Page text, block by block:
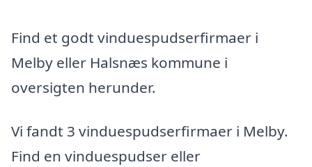
Find et godt vinduespudserfirmaer i
Melby eller Halsnæs kommune i
oversigten herunder.
Vi fandt 3 vinduespudserfirmaer i Melby.
Find en vinduespudser eller